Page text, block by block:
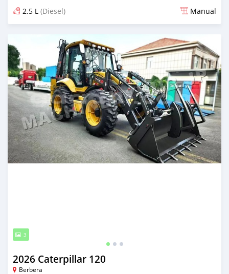
2.5 L (Diesel) Manual
3
2026 Caterpillar 120
Berbera